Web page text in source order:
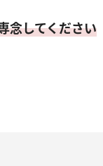
念してください